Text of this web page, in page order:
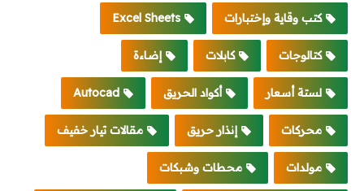
كتب وقاية وإختبارات Excel Sheets
كتالوجات كابلات إضاءة
لستة أسعار أكواد الحريق Autocad
محركات إنذار حريق مقالات تيار خفيف
مولدات محطات وشبكات